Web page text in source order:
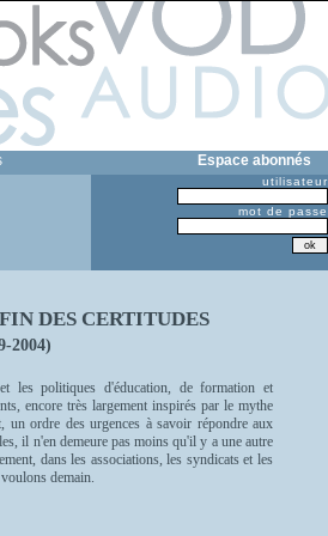
Espace abonnés
utilisateur
mot de passe
DES CERTITUDES
2004)
les politiques d'éducation, de formation et
encore très largement inspirés par le mythe
ordre des urgences à savoir répondre aux
il n'en demeure pas moins qu'il y a une autre
dans les associations, les syndicats et les
demain.